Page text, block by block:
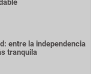
entre la independencia
tranquila